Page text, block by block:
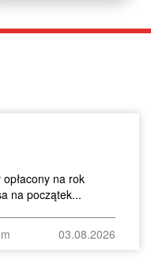
na rok
na początek...
03.08.2026